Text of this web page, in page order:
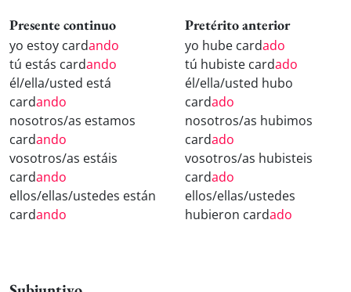
Presente continuo
yo estoy cardando
tú estás cardando
él/ella/usted está
cardando
nosotros/as estamos
cardando
vosotros/as estáis
cardando
ellos/ellas/ustedes están
cardando
Pretérito anterior
yo hube cardado
tú hubiste cardado
él/ella/usted hubo
cardado
nosotros/as hubimos
cardado
vosotros/as hubisteis
cardado
ellos/ellas/ustedes
hubieron cardado